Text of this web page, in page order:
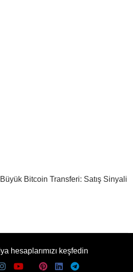
Bitcoin Transferi: Satış Sinyali
hesaplarımızı keşfedin